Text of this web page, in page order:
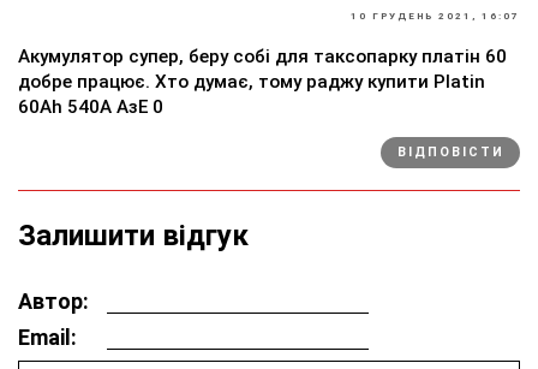
10 ГРУДЕНЬ 2021, 16:07
Акумулятор супер, беру собі для таксопарку платін 60
добре працює. Хто думає, тому раджу купити Platin
60Ah 540A АзЕ 0
ВІДПОВІСТИ
Залишити відгук
Автор:
Email: